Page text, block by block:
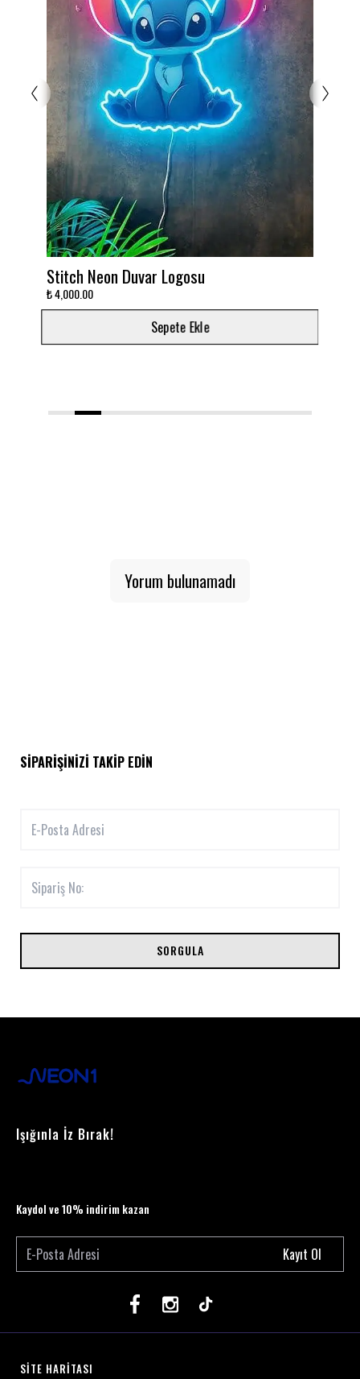
Takımını dekora çevir!
1 2 3 4 5 6 7 8 9 10
Yorum bulunamadı
SIPARIŞINIZI TAKIP EDIN
SORGULA
Işığınla İz Bırak!
Kaydol ve 10% indirim kazan
Kayıt Ol
SİTE HARİTASI